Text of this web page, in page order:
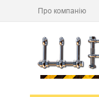
Про компанію